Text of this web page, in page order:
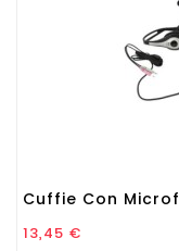
Cuffie Con
Prezzo
13,45 €